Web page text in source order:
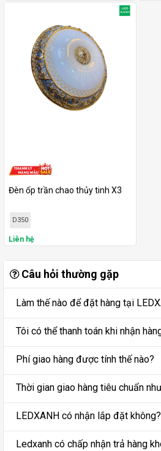
Đèn ốp trần chao thủy tinh X3
D350
Liên hệ
Câu hỏi thường gặp
Làm thế nào để đặt hàng tại
Tôi có thể thanh toán khi nhận
Phí giao hàng được tính thế nào?
Thời gian giao hàng tiêu chuẩn
LEDXANH có nhận lắp đặt không?
Ledxanh có chấp nhận trả hàng